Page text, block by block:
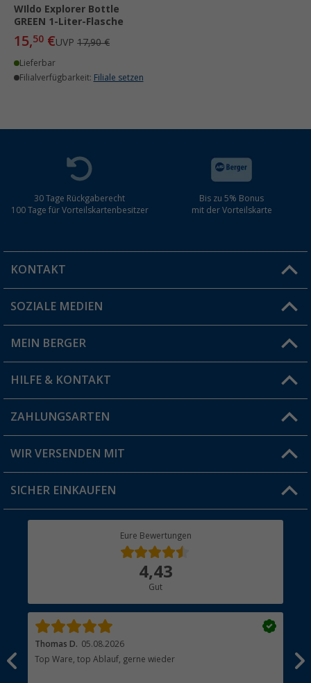
WIldo Explorer Bottle
GREEN 1-Liter-Flasche
15,50 €UVP 17,90 €
Lieferbar
Filialverfügbarkeit: Filiale setzen
30 Tage Rückgaberecht
100 Tage für Vorteilskartenbesitzer
Bis zu 5% Bonus
mit der Vorteilskarte
KONTAKT
Du hast eine Frage?
Filiale finden
SOZIALE MEDIEN
MEIN BERGER
Vorteilskarte
Blog
Jobs & Karriere
HILFE & KONTAKT
FAQ & Kontakt
Versandinformationen
Rücksendung
ZAHLUNGSARTEN
WIR VERSENDEN MIT
SICHER EINKAUFEN
Eure Bewertungen
4,43
Gut
Thomas D. 05.08.2026
Top Ware, top Ablauf, gerne wieder